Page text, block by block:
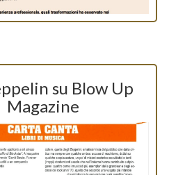
su Blow Up
Magazine